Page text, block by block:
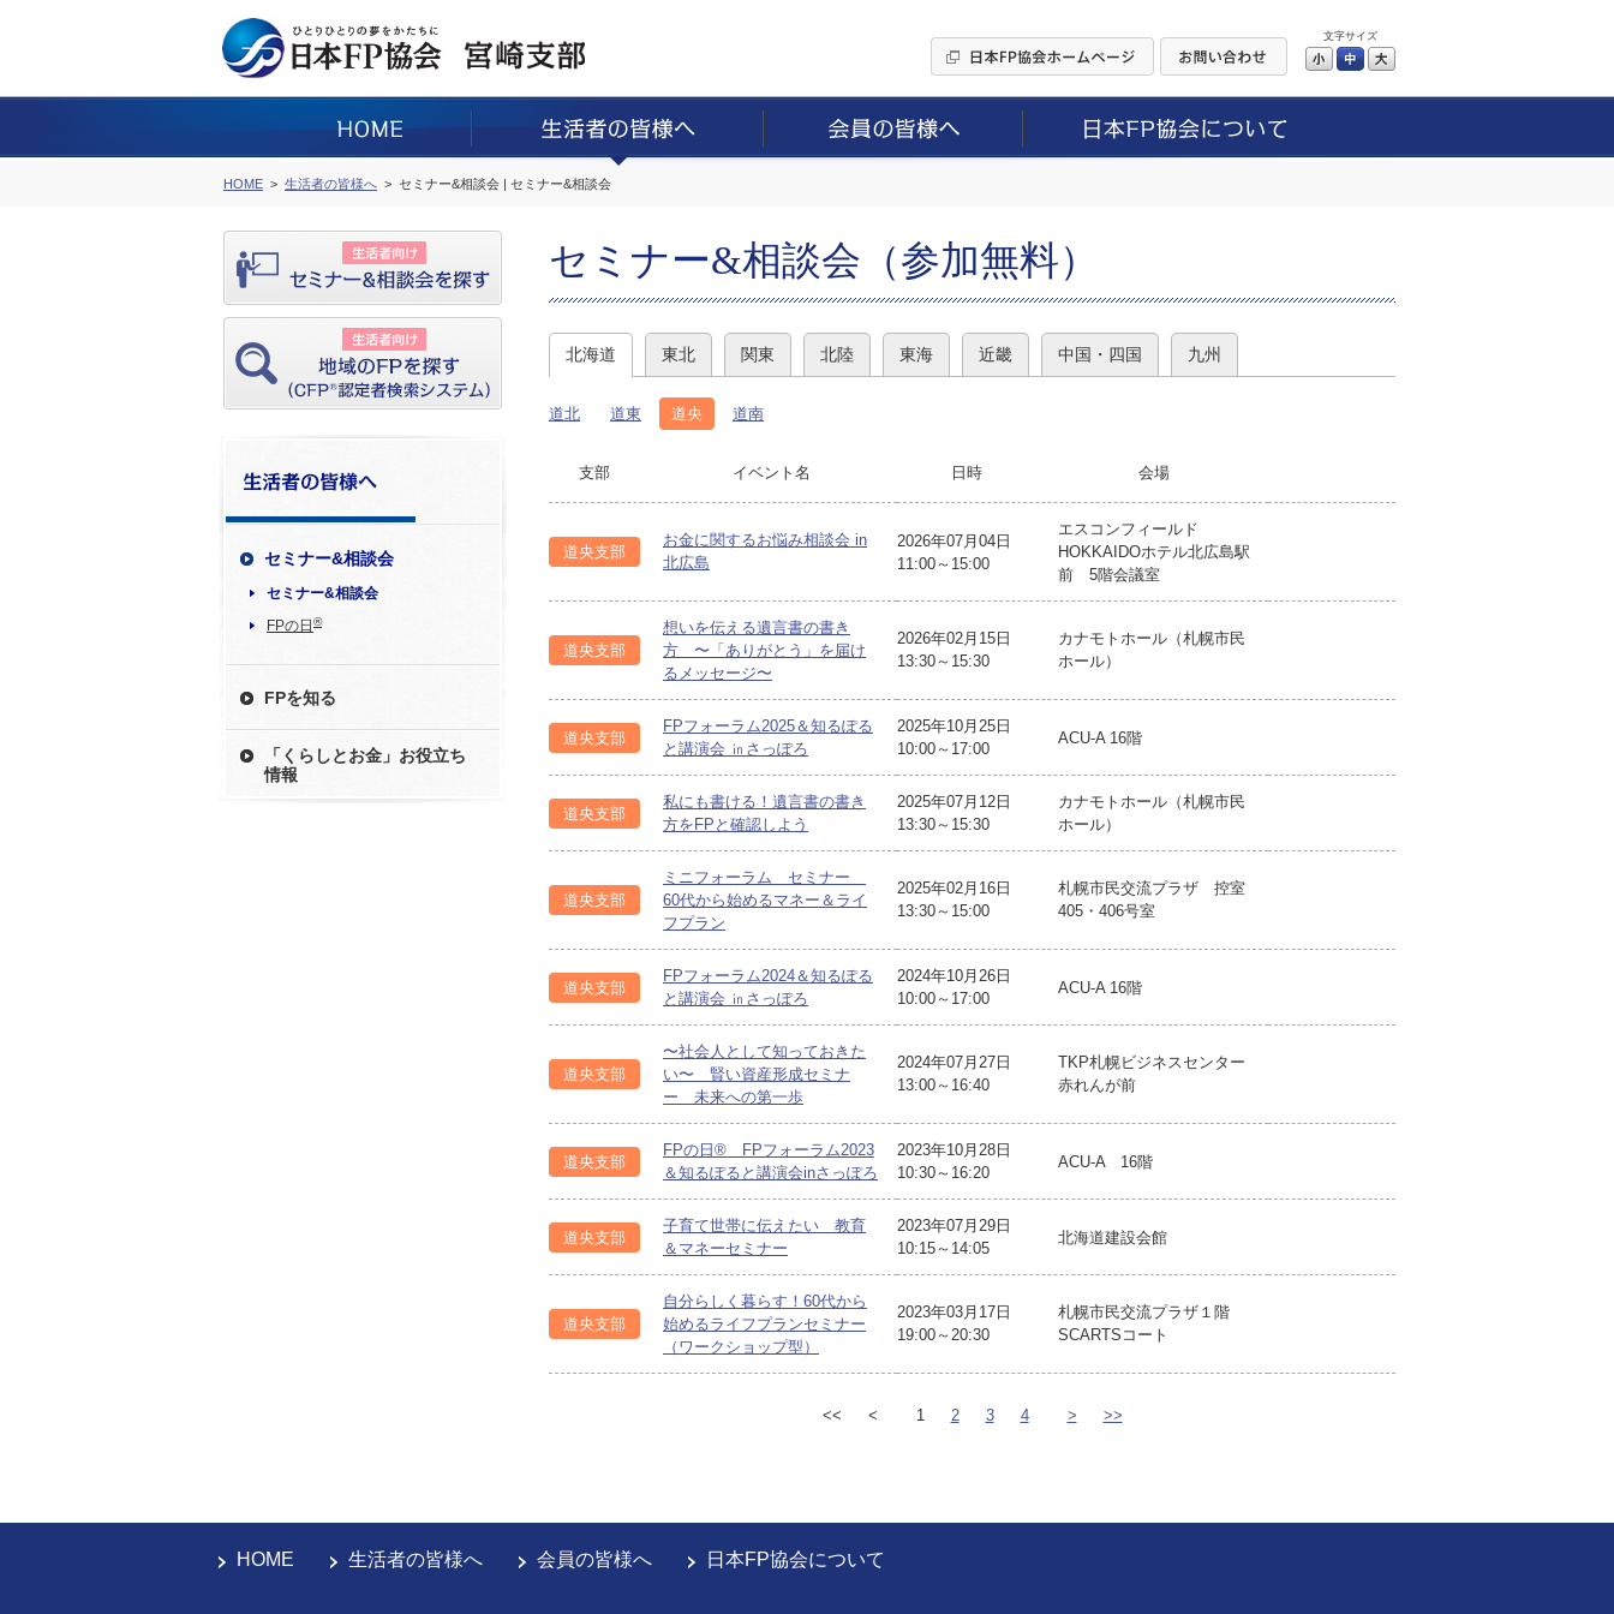
文字サイズ
小 中
HOME 生活者の皆様へ セミナー&相談会 | セミナー&相談会
セミナー&相談会
セミナー&相談会
FPの日 ®
FPを知る
「くらしとお金」お役立ち
情報
セミナー&相談会（参加無料）
北海道 東北 関東 北陸 東海 近畿 中国・四国 九州
道北 道東 道央 道南
支部 イベント名 日時 会場
道央支部
お金に関するお悩み相談会 in
北広島
2026年07月04日
11:00～15:00
エスコンフィールド
HOKKAIDOホテル北広島駅
前 5階会議室
道央支部
想いを伝える遺言書の書き
方 〜「ありがとう」を届け
るメッセージ〜
2026年02月15日
13:30～15:30
カナモトホール（札幌市民
ホール）
道央支部
FPフォーラム2025＆知るぽる
と講演会 ㏌さっぽろ
2025年10月25日
10:00～17:00
ACU-A 16階
道央支部
私にも書ける！遺言書の書き
方をFPと確認しよう
2025年07月12日
13:30～15:30
カナモトホール（札幌市民
ホール）
道央支部
ミニフォーラム セミナー
60代から始めるマネー＆ライ
フプラン
2025年02月16日
13:30～15:00
札幌市民交流プラザ 控室
405・406号室
道央支部
FPフォーラム2024＆知るぽる
と講演会 ㏌さっぽろ
2024年10月26日
10:00～17:00
ACU-A 16階
道央支部
〜社会人として知っておきた
い〜 賢い資産形成セミナ
ー 未来への第一歩
2024年07月27日
13:00～16:40
TKP札幌ビジネスセンター
赤れんが前
道央支部
FPの日® FPフォーラム2023
＆知るぽると講演会inさっぽろ
2023年10月28日
10:30～16:20
ACU-A 16階
道央支部
子育て世帯に伝えたい 教育
＆マネーセミナー
2023年07月29日
10:15～14:05
北海道建設会館
道央支部
自分らしく暮らす！60代から
始めるライフプランセミナー
（ワークショップ型）
2023年03月17日
19:00～20:30
札幌市民交流プラザ１階
SCARTSコート
<< < 1 2 3 4 > >>
HOME 生活者の皆様へ 会員の皆様へ 日本FP協会について